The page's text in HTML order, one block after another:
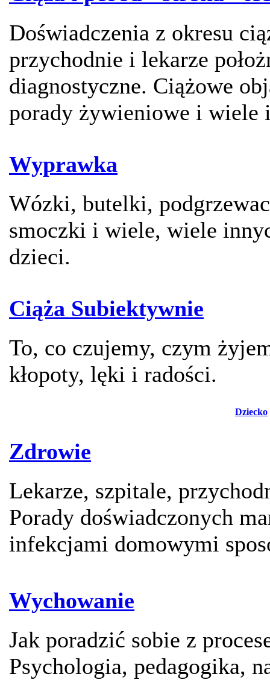
Doświadczenia z okresu
przychodnie i lekarze
diagnostyczne. Ciążowe
porady żywieniowe i wiele
Wyprawka
Wózki, butelki,
smoczki i wiele, wiele
dzieci.
Ciąża Subiektywnie
To, co czujemy, czym
kłopoty, lęki i radości.
Dziecko
Zdrowie
Lekarze, szpitale,
Porady doświadczonych
infekcjami domowymi
Wychowanie
Jak poradzić sobie z
Psychologia, pedagogika,